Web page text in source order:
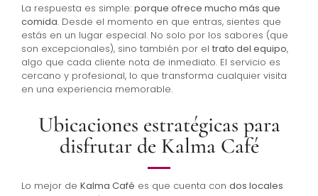
La respuesta es simple: porque ofrece mucho más que
comida. Desde el momento en que entras, sientes que
estás en un lugar especial. No solo por los sabores (que
son excepcionales), sino también por el trato del equipo,
algo que cada cliente nota de inmediato. El servicio es
cercano y profesional, lo que transforma cualquier visita
en una experiencia memorable.
Ubicaciones estratégicas para
disfrutar de Kalma Café
Lo mejor de Kalma Café es que cuenta con dos locales